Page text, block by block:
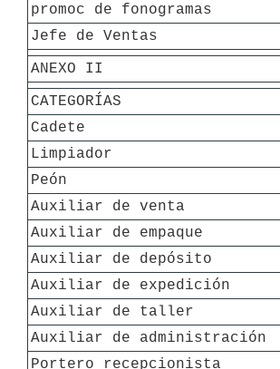
promoc de fonogramas
Jefe de Ventas
ANEXO II
CATEGORÍAS
Cadete
Limpiador
Peón
Auxiliar de venta
Auxiliar de empaque
Auxiliar de depósito
Auxiliar de expedición
Auxiliar de taller
Auxiliar de administración
Portero recepcionista